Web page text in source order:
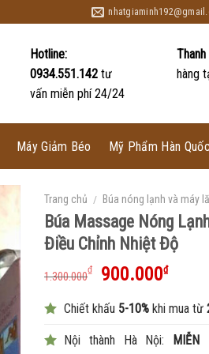
Hotline:
0934.551.142 tư
vấn miễn phí 24/24
hàng
Máy Giảm Béo Mỹ Phẩm Hàn
Trang chủ / Búa nóng lạnh và máy
Búa Massage Nóng
Điều Chỉnh Nhiệt Độ
1.300.000₫ 900.000₫
Chiết khấu 5-10% khi mua từ
Nội thành Hà Nội:
MIỄN